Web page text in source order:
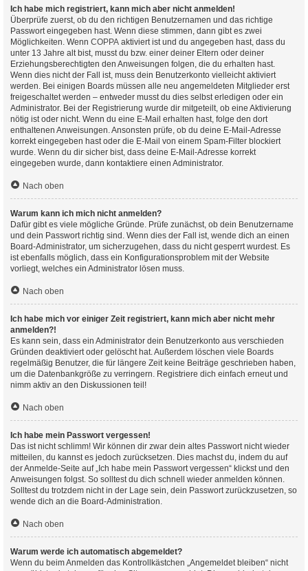
Ich habe mich registriert, kann mich aber nicht anmelden!
Überprüfe zuerst, ob du den richtigen Benutzernamen und das richtige
Passwort eingegeben hast. Wenn diese stimmen, dann gibt es zwei
Möglichkeiten. Wenn COPPA aktiviert ist und du angegeben hast, dass du
unter 13 Jahre alt bist, musst du bzw. einer deiner Eltern oder deiner
Erziehungsberechtigten den Anweisungen folgen, die du erhalten hast.
Wenn dies nicht der Fall ist, muss dein Benutzerkonto vielleicht aktiviert
werden. Bei einigen Boards müssen alle neu angemeldeten Mitglieder erst
freigeschaltet werden – entweder musst du dies selbst erledigen oder ein
Administrator. Bei der Registrierung wurde dir mitgeteilt, ob eine Aktivierung
nötig ist oder nicht. Wenn du eine E-Mail erhalten hast, folge den dort
enthaltenen Anweisungen. Ansonsten prüfe, ob du deine E-Mail-Adresse
korrekt eingegeben hast oder die E-Mail von einem Spam-Filter blockiert
wurde. Wenn du dir sicher bist, dass deine E-Mail-Adresse korrekt
eingegeben wurde, dann kontaktiere einen Administrator.
Nach oben
Warum kann ich mich nicht anmelden?
Dafür gibt es viele mögliche Gründe. Prüfe zunächst, ob dein Benutzername
und dein Passwort richtig sind. Wenn dies der Fall ist, wende dich an einen
Board-Administrator, um sicherzugehen, dass du nicht gesperrt wurdest. Es
ist ebenfalls möglich, dass ein Konfigurationsproblem mit der Website
vorliegt, welches ein Administrator lösen muss.
Nach oben
Ich habe mich vor einiger Zeit registriert, kann mich aber nicht mehr
anmelden?!
Es kann sein, dass ein Administrator dein Benutzerkonto aus verschieden
Gründen deaktiviert oder gelöscht hat. Außerdem löschen viele Boards
regelmäßig Benutzer, die für längere Zeit keine Beiträge geschrieben haben,
um die Datenbankgröße zu verringern. Registriere dich einfach erneut und
nimm aktiv an den Diskussionen teil!
Nach oben
Ich habe mein Passwort vergessen!
Das ist nicht schlimm! Wir können dir zwar dein altes Passwort nicht wieder
mitteilen, du kannst es jedoch zurücksetzen. Dies machst du, indem du auf
der Anmelde-Seite auf „Ich habe mein Passwort vergessen“ klickst und den
Anweisungen folgst. So solltest du dich schnell wieder anmelden können.
Solltest du trotzdem nicht in der Lage sein, dein Passwort zurückzusetzen, so
wende dich an die Board-Administration.
Nach oben
Warum werde ich automatisch abgemeldet?
Wenn du beim Anmelden das Kontrollkästchen „Angemeldet bleiben“ nicht